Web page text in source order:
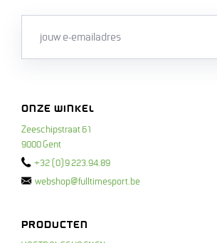
ONZE WINKEL
Zeeschipstraat 61
9000 Gent
+32 (0)9 223.94.89
webshop@fulltimesport.be
PRODUCTEN